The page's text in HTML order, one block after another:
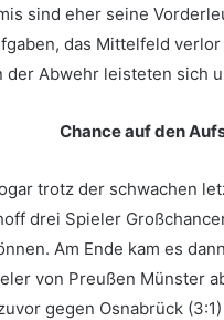
sind eher seine
das Mittelfeld
der Abwehr leisteten sich
Chance auf den
trotz der schwachen
drei Spieler
Am Ende kam es
von Preußen Münster
gegen Osnabrück